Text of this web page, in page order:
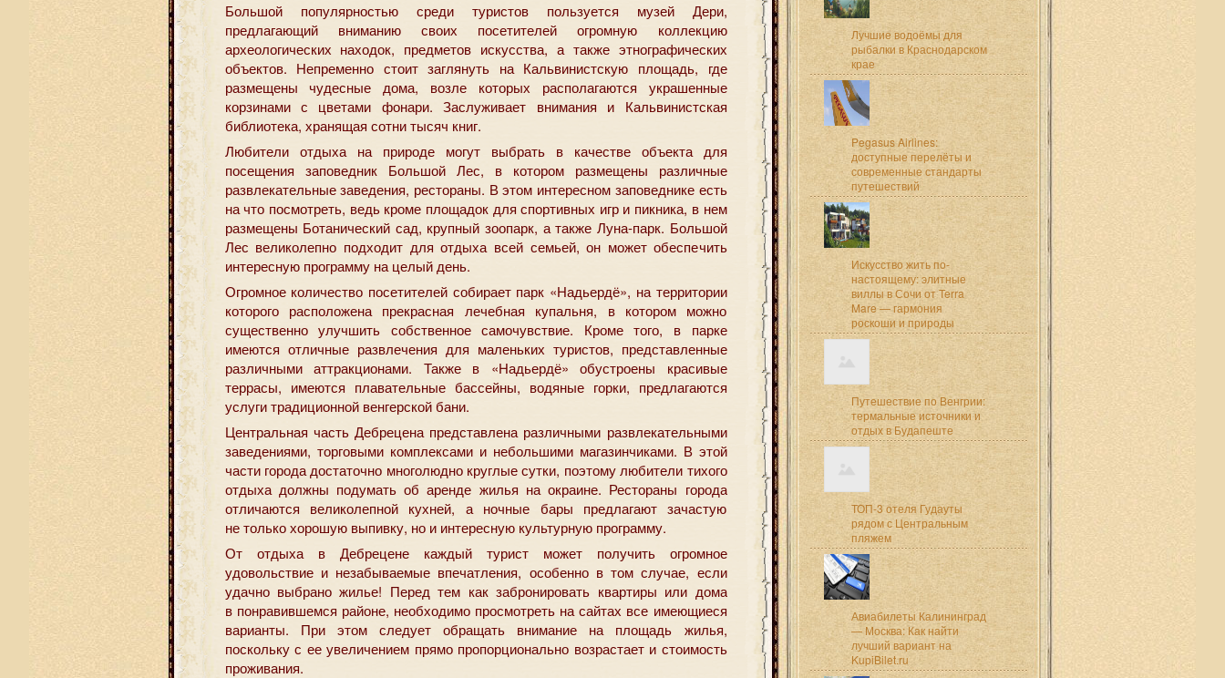
Большой популярностью среди туристов пользуется музей Дери,
предлагающий вниманию своих посетителей огромную коллекцию
археологических находок, предметов искусства, а также этнографических
объектов. Непременно стоит заглянуть на Кальвинистскую площадь, где
размещены чудесные дома, возле которых располагаются украшенные
корзинами с цветами фонари. Заслуживает внимания и Кальвинистская
библиотека, хранящая сотни тысяч книг.
Любители отдыха на природе могут выбрать в качестве объекта для
посещения заповедник Большой Лес, в котором размещены различные
развлекательные заведения, рестораны. В этом интересном заповеднике есть
на что посмотреть, ведь кроме площадок для спортивных игр и пикника, в нем
размещены Ботанический сад, крупный зоопарк, а также Луна-парк. Большой
Лес великолепно подходит для отдыха всей семьей, он может обеспечить
интересную программу на целый день.
Огромное количество посетителей собирает парк «Надьердё», на территории
которого расположена прекрасная лечебная купальня, в котором можно
существенно улучшить собственное самочувствие. Кроме того, в парке
имеются отличные развлечения для маленьких туристов, представленные
различными аттракционами. Также в «Надьердё» обустроены красивые
террасы, имеются плавательные бассейны, водяные горки, предлагаются
услуги традиционной венгерской бани.
Центральная часть Дебрецена представлена различными развлекательными
заведениями, торговыми комплексами и небольшими магазинчиками. В этой
части города достаточно многолюдно круглые сутки, поэтому любители тихого
отдыха должны подумать об аренде жилья на окраине. Рестораны города
отличаются великолепной кухней, а ночные бары предлагают зачастую
не только хорошую выпивку, но и интересную культурную программу.
От отдыха в Дебрецене каждый турист может получить огромное
удовольствие и незабываемые впечатления, особенно в том случае, если
удачно выбрано жилье! Перед тем как забронировать квартиры или дома
в понравившемся районе, необходимо просмотреть на сайтах все имеющиеся
варианты. При этом следует обращать внимание на площадь жилья,
поскольку с ее увеличением прямо пропорционально возрастает и стоимость
проживания.
Лучшие водоёмы для
рыбалки в Краснодарском
крае
Pegasus Airlines:
доступные перелёты и
современные стандарты
путешествий
Искусство жить по-
настоящему: элитные
виллы в Сочи от Terra
Mare — гармония
роскоши и природы
Путешествие по Венгрии:
термальные источники и
отдых в Будапеште
ТОП-3 отеля Гудауты
рядом с Центральным
пляжем
Авиабилеты Калининград
— Москва: Как найти
лучший вариант на
KupiBilet.ru